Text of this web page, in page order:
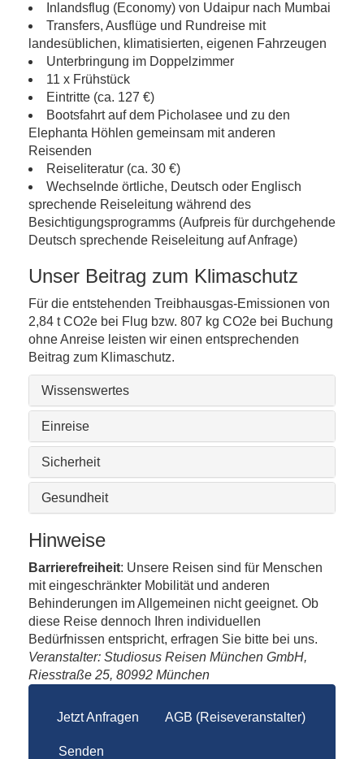
Inlandsflug (Economy) von Udaipur nach Mumbai
Transfers, Ausflüge und Rundreise mit
landesüblichen, klimatisierten, eigenen Fahrzeugen
Unterbringung im Doppelzimmer
11 x Frühstück
Eintritte (ca. 127 €)
Bootsfahrt auf dem Picholasee und zu den
Elephanta Höhlen gemeinsam mit anderen
Reisenden
Reiseliteratur (ca. 30 €)
Wechselnde örtliche, Deutsch oder Englisch
sprechende Reiseleitung während des
Besichtigungsprogramms (Aufpreis für durchgehende
Deutsch sprechende Reiseleitung auf Anfrage)
Unser Beitrag zum Klimaschutz
Für die entstehenden Treibhausgas-Emissionen von
2,84 t CO2e bei Flug bzw. 807 kg CO2e bei Buchung
ohne Anreise leisten wir einen entsprechenden
Beitrag zum Klimaschutz.
Wissenswertes
Einreise
Sicherheit
Gesundheit
Hinweise
Barrierefreiheit: Unsere Reisen sind für Menschen
mit eingeschränkter Mobilität und anderen
Behinderungen im Allgemeinen nicht geeignet. Ob
diese Reise dennoch Ihren individuellen
Bedürfnissen entspricht, erfragen Sie bitte bei uns.
Veranstalter: Studiosus Reisen München GmbH,
Riesstraße 25, 80992 München
Jetzt Anfragen AGB (Reiseveranstalter)
Senden